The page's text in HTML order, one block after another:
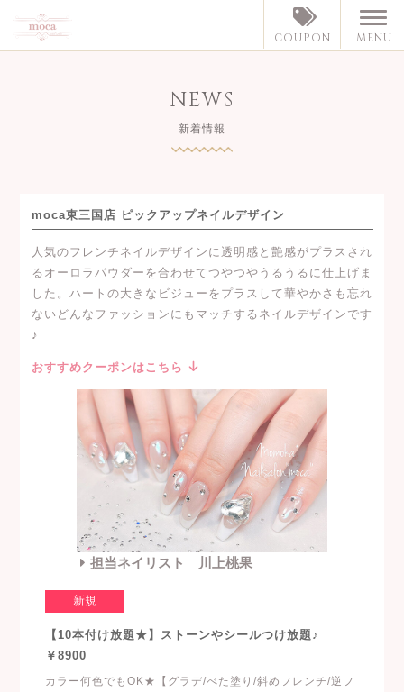
COUPON MENU
NEWS
新着情報
moca東三国店 ピックアップネイルデザイン
人気のフレンチネイルデザインに透明感と艶感がプラスされ
るオーロラパウダーを合わせてつやつやうるうるに仕上げま
した。ハートの大きなビジューをプラスして華やかさも忘れ
ないどんなファッションにもマッチするネイルデザインです
♪
おすすめクーポンはこちら
担当ネイリスト 川上桃果
新規
【10本付け放題★】ストーンやシールつけ放題♪
￥8900
カラー何色でもOK★【グラデ/べた塗り/斜めフレンチ/逆フ